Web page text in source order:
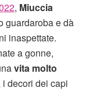
, Miuccia
guardaroba e dà
inaspettate.
a gonne,
vita molto
decori dei capi